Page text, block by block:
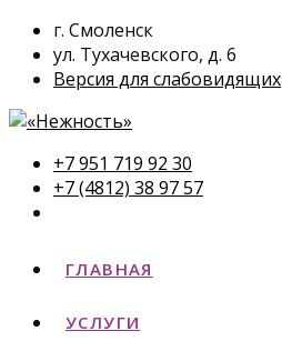
г. Смоленск
ул. Тухачевского, д. 6
Версия для слабовидящих
+7 951 719 92 30
+7 (4812) 38 97 57
ГЛАВНАЯ
УСЛУГИ